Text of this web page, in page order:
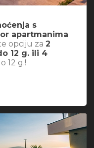
s
apartmanima
opciju za 2
12 g. ili 4
12 g.!